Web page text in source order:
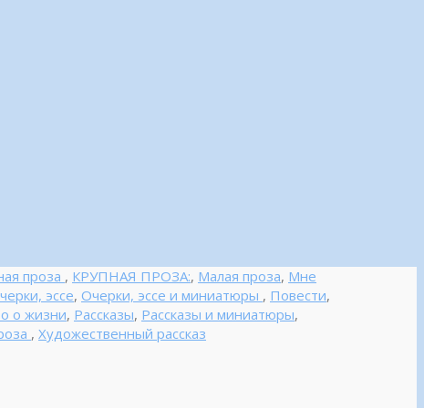
проза , КРУПНАЯ ПРОЗА:, Малая проза, Мне
эссе, Очерки, эссе и миниатюры , Повести,
о жизни, Рассказы, Рассказы и миниатюры,
, Художественный рассказ